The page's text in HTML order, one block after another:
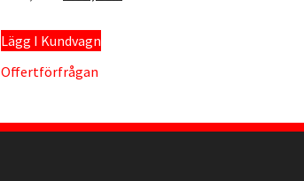
Lägg I Kundvagn
Offertförfrågan